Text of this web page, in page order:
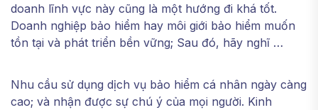
doanh lĩnh vực này cũng là một hướng đi khá tốt.
Doanh nghiệp bảo hiểm hay môi giới bảo hiểm muốn
tồn tại và phát triển bền vững; Sau đó, hãy nghĩ …
Nhu cầu sử dụng dịch vụ bảo hiểm cá nhân ngày càng
cao; và nhận được sự chú ý của mọi người. Kinh